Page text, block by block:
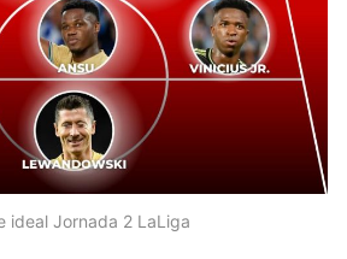
ideal Jornada 2 LaLiga